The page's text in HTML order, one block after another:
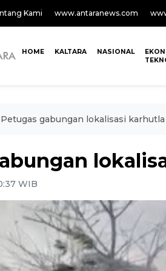
Kami www.antaranews.com
HOME KALTARA NASIONAL
Petugas gabungan lokalisasi
WIB